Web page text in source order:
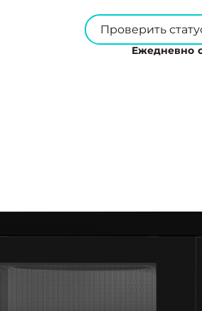
Проверить
Ежедневно